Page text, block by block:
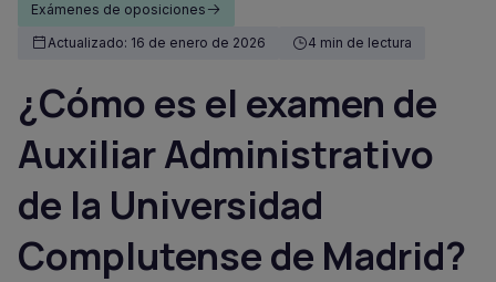
Exámenes de oposiciones
Actualizado: 16 de enero de 2026
4 min de lectura
¿Cómo es el examen de
Auxiliar Administrativo
de la Universidad
Complutense de Madrid?